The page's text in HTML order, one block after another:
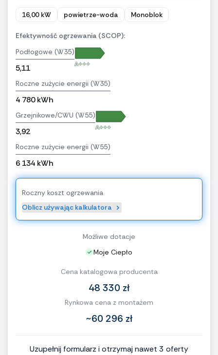
16,00 kW powietrze-woda Monoblok
Efektywność ogrzewania (SCOP):
Podłogowe (W35)
5,11 A+++
Roczne zużycie energii (W35)
4 780 kWh
Grzejnikowe/CWU (W55)
3,92 A+++
Roczne zużycie energii (W55)
6 134 kWh
Roczny koszt ogrzewania
Oblicz używając kalkulatora
Możliwe dotacje
Moje Ciepło
Cena katalogowa producenta
48 330 zł
Rynkowa cena z montażem
~60 296 zł
Uzupełnij formularz i otrzymaj nawet 3 oferty